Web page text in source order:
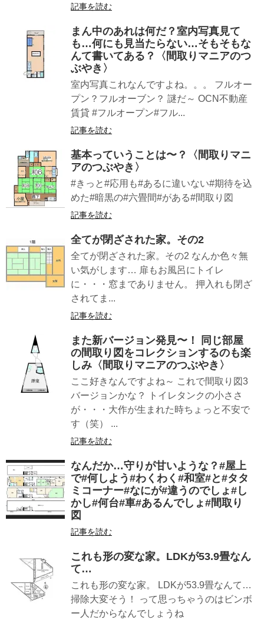
記事を読む
まん中のあれは何だ？室内写真見て
も…何にも見当たらない…そもそもな
んて書いてある？〈間取りマニアのつ
ぶやき〉
室内写真これなんですよね。。。 フルオー
プン？フルオーブン？ 謎だ～ OCN不動産
賃貸 #フルオープン#フル...
記事を読む
基本っていうことは〜？〈間取りマニ
アのつぶやき〉
#きっと#応用も#あるに違いない#期待を込
めた#暗黒の#六畳間#がある#間取り図
記事を読む
全てが閉ざされた家。その2
全てが閉ざされた家。その2 なんか色々無
い気がします… 扉もお風呂にトイレ
に・・・窓までありません。 押入れも閉ざ
されてま...
記事を読む
また新バージョン発見〜！ 同じ部屋
の間取り図をコレクションするのも楽
しみ〈間取りマニアのつぶやき〉
ここ好きなんですよね～ これで間取り図3
バージョンかな？ トイレタンクの小ささ
が・・・大作が生まれた時ちょっと不安で
す（笑） ...
記事を読む
なんだか…守りが甘いような？#屋上
で#何しよう#わくわく#和室#と#タタ
ミコーナー#なにが#違うのでしょ#し
かし#何台#車#あるんでしょ#間取り
図
記事を読む
これも形の変な家。LDKが53.9畳なん
て…
これも形の変な家。 LDKが53.9畳なんて…
掃除大変そう！ って思っちゃうのはビンボ
ー人だからなんでしょうね